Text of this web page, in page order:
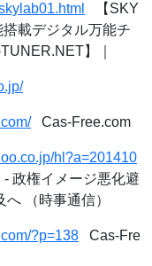
【SKY
載デジタル万能チ
】｜
Cas-Free.com
hl?a=201410
政権イメージ悪化避
（時事通信）
?p=138 Cas-Fre